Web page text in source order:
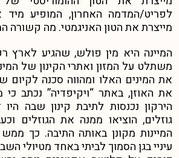
לפריט/המדמה האחרון, המופיע מיד
מייצרת את הטון האניגמטי. מה קשורה
משתלט על המזון ואתרי הקינון של
את המינים האלו ומהווה סכנה
את האוזן, באתר “ויקיפדיה” נכתב כי
הירקון נכנסות לתיבת קינון שבה היו
גוזלים, הוציאו ממנה את הגוזלים
המיינות מקונן באותה התיבה. כך
עיניי בגן הסמוך לביתי באחד מטיולי